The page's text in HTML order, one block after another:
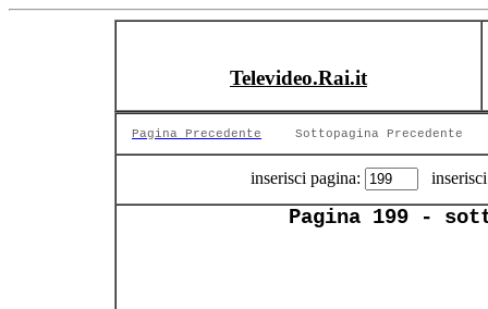
Televideo.Rai.it
Pagina Precedente Sottopagina Precedente
inserisci pagina:
Pagina 199 -